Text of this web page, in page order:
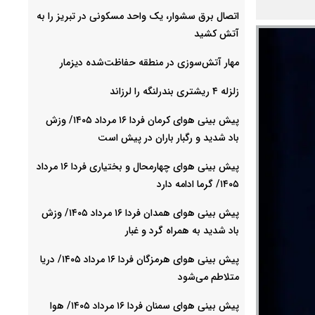
اتصال برق سشوار، یک واحد مسکونی در تبریز را به
آتش کشید
مهار آتش‌سوزی در منطقه حفاظت‌شده دیزمار
زلزله ۴ ریشتری بندرلنگه را لرزاند
پیش بینی هوای کرمان فردا ۱۶ مرداد ۱۴۰۵/ وزش
باد شدید و رگبار باران در پیش است
پیش بینی هوای چهارمحال و بختیاری فردا ۱۶ مرداد
۱۴۰۵/ گرما ادامه دارد
پیش بینی هوای همدان فردا ۱۶ مرداد ۱۴۰۵/ وزش
باد شدید به همراه گرد و غبار
پیش بینی هوای هرمزگان فردا ۱۶ مرداد ۱۴۰۵/ دریا
متلاطم می‌شود
پیش بینی هوای سمنان فردا ۱۶ مرداد ۱۴۰۵/ هوا